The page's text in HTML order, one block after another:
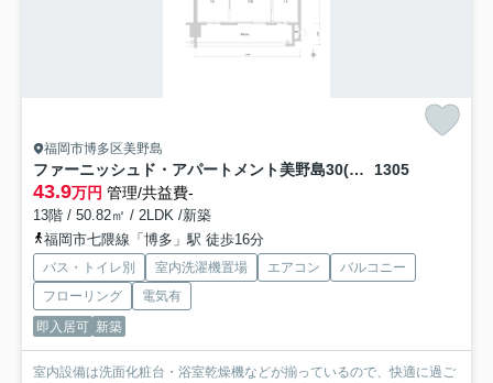
福岡市博多区美野島
ファーニッシュド・アパートメント美野島30(福岡エリア) 1305
43.9万円 管理/共益費-
13階 / 50.82㎡ / 2LDK /新築
福岡市七隈線「博多」駅 徒歩16分
バス・トイレ別 室内洗濯機置場 エアコン
バルコニー
フローリング
電気有
即入居可 新築
室内設備は洗面化粧台・浴室乾燥機などが揃っているので、快適に過ご